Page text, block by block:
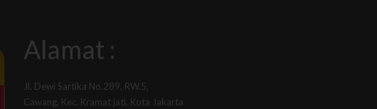
Alamat :
Jl. Dewi Sartika No.289, RW.5,
Cawang, Kec. Kramat jati, Kota Jakarta